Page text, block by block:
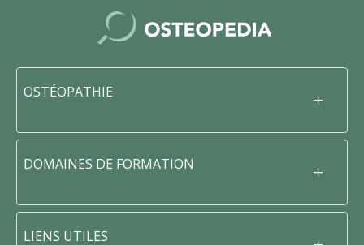
OSTÉOPATHIE
DOMAINES DE FORMATION
LIENS UTILES